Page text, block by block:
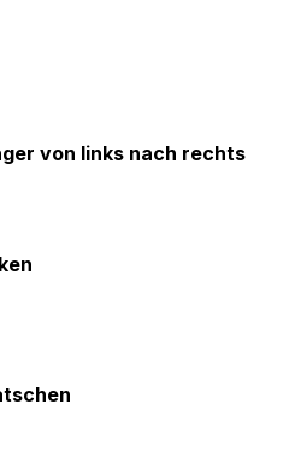
von links nach rechts